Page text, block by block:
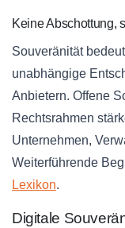
Keine Abschottung,
Souveränität
unabhängige
Anbietern. Offene
Rechtsrahmen
Unternehmen,
Weiterführende
Lexikon.
Digitale